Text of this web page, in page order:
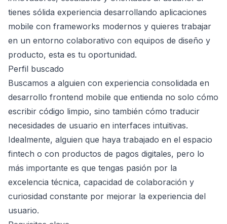
tienes sólida experiencia desarrollando aplicaciones
mobile con frameworks modernos y quieres trabajar
en un entorno colaborativo con equipos de diseño y
producto, esta es tu oportunidad.
Perfil buscado
Buscamos a alguien con experiencia consolidada en
desarrollo frontend mobile que entienda no solo cómo
escribir código limpio, sino también cómo traducir
necesidades de usuario en interfaces intuitivas.
Idealmente, alguien que haya trabajado en el espacio
fintech o con productos de pagos digitales, pero lo
más importante es que tengas pasión por la
excelencia técnica, capacidad de colaboración y
curiosidad constante por mejorar la experiencia del
usuario.